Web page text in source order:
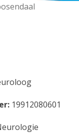
19912080601